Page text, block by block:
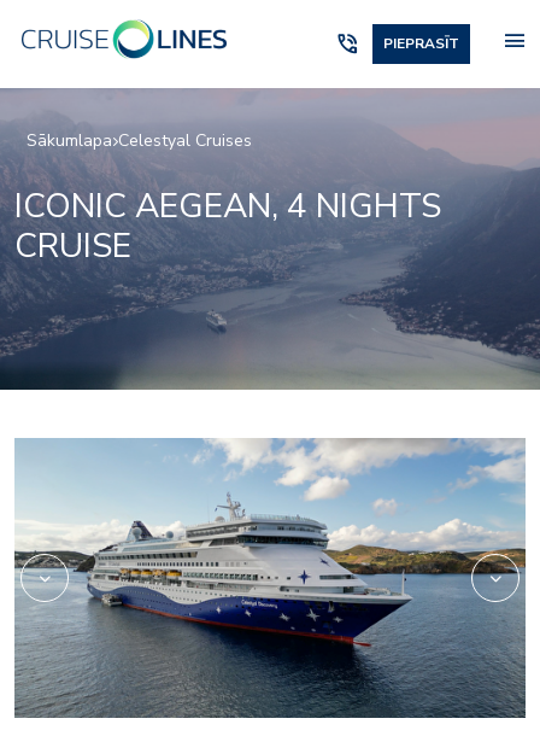
phone_in_talk PIEPRASĪT menu
Sākumlapa Celestyal Cruises
ICONIC AEGEAN, 4 NIGHTS
CRUISE
Discovery-Patmos-03